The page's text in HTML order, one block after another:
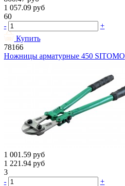
1 057.09 руб
60
-
+
Купить
78166
Ножницы арматурные 450 SITOMO
1 001.59 руб
1 221.94 руб
3
-
+